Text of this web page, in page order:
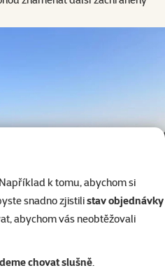
k tomu, abychom si
snadno zjistilistav objednávky
abychom vás neobtěžovali
chovat slušně.